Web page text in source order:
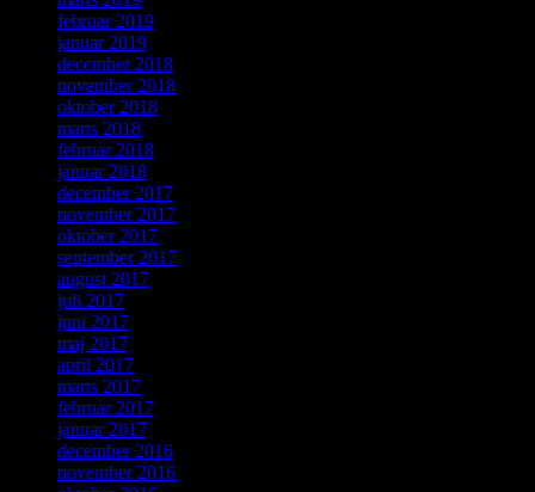
februar 2019
januar 2019
december 2018
november 2018
oktober 2018
marts 2018
februar 2018
januar 2018
december 2017
november 2017
oktober 2017
september 2017
august 2017
juli 2017
juni 2017
maj 2017
april 2017
marts 2017
februar 2017
januar 2017
december 2016
november 2016